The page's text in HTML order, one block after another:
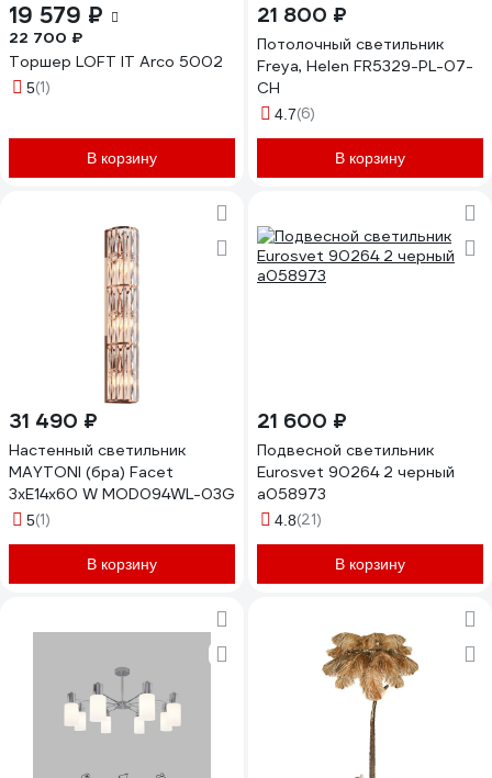
19 579 ₽
22 700 ₽
Торшер LOFT IT Arco 5002
5(1)
В корзину
21 800 ₽
Потолочный светильник
Freya, Helen FR5329-PL-07-
CH
4.7(6)
В корзину
31 490 ₽
Настенный светильник
MAYTONI (бра) Facet
3хE14x60 W MOD094WL-03G
5(1)
В корзину
21 600 ₽
Подвесной светильник
Eurosvet 90264 2 черный
a058973
4.8(21)
В корзину